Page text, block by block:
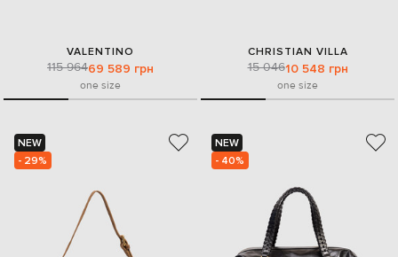
VALENTINO
115 96469 589 грн
one size
CHRISTIAN VILLA
15 04610 548 грн
one size
NEW
- 29%
NEW
- 40%